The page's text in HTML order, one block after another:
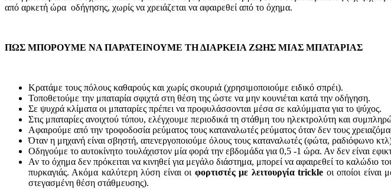
από αρκετή ώρα οδήγησης, χωρίς να χρειάζεται να αφαιρεθεί από το όχημα.
ΠΩΣ ΜΠΟΡΟΥΜΕ ΝΑ ΠΑΡΑΤΕΙΝΟΥΜΕ ΤΗ ΔΙΑΡΚΕΙΑ ΖΩΗΣ ΜΙΑΣ ΜΠΑΤΑΡΙΑΣ
Κρατάμε τους πόλους καθαρούς και χωρίς σκουριά (χρησιμοποιούμε ειδικό σπρέι).
Τοποθετούμε την μπαταρία σφιχτά στη θέση της ώστε να μην κουνιέται κατά την οδήγηση.
Σε ψυχρά κλίματα οι μπαταρίες πρέπει να προφυλάσσονται μέσα σε καλύμματα για το ψύχος.
Στις μπαταρίες ανοιχτού τύπου, ελέγχουμε περιοδικά τη στάθμη του ηλεκτρολύτη και
Αφαιρούμε από την τροφοδοσία ρεύματος τους καταναλωτές ρεύματος όταν δεν τους
Όταν η μηχανή είναι σβηστή, απενεργοποιούμε όλους τους καταναλωτές (φώτα, ραδιόφωνο
Οδηγούμε το αυτοκίνητο τουλάχιστον μία φορά την εβδομάδα για 0,5 -1 ώρα. Αν δεν είναι
Αν το όχημα δεν πρόκειται να κινηθεί για μεγάλο διάστημα, μπορεί να αφαιρεθεί το
πυρκαγιάς. Ακόμα καλύτερη λύση είναι οι φορτιστές με λειτουργίαtrickle οι οποίοι
στεγασμένη θέση στάθμευσης).